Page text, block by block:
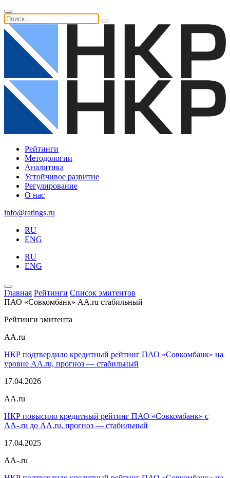
Рейтинги
Методологии
Аналитика
Устойчивое развитие
Регулирование
О нас
info@ratings.ru
RU
ENG
RU
ENG
Главная Рейтинги Список эмитентов
ПАО «Совкомбанк» AA.ru стабильный
Рейтинги эмитента
AA.ru
НКР подтвердило кредитный рейтинг ПАО «Совкомбанк» на
уровне AA.ru, прогноз — стабильный
17.04.2026
AA.ru
НКР повысило кредитный рейтинг ПАО «Совкомбанк» с
AA-.ru до AA.ru, прогноз — стабильный
17.04.2025
AA-.ru